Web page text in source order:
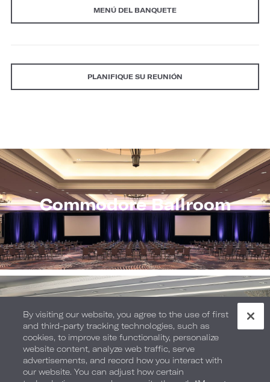
MENÚ DEL BANQUETE
PLANIFIQUE SU REUNIÓN
Commodore Ballroom
Constellation
Ballroom
By visiting our website, you agree to the use of first
and third-party tracking technologies, such as
cookies, to improve site functionality, personalize
website content, analyze web traffic, serve
advertisements, and record how you interact with
our website. You can adjust how certain